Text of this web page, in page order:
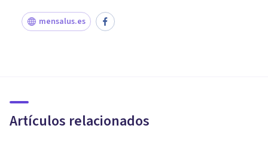
mensalus.es
Artículos relacionados
en Valencia